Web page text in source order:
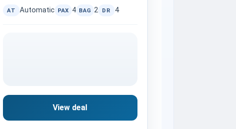
AT Automatic PAX 4 BAG 2 DR 4
View deal